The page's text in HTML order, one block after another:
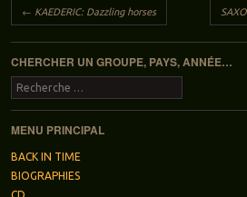
Navigation des articles
← KAEDERIC: Dazzling horses
CHERCHER UN GROUPE, PAYS, ANNÉE…
Recherche
MENU PRINCIPAL
BACK IN TIME
BIOGRAPHIES